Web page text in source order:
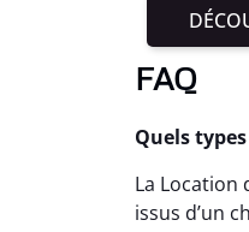
FAQ
Quels
La Location
issus d’un